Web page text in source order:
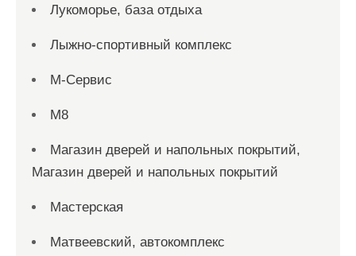
Лукоморье, база отдыха
Лыжно-спортивный комплекс
М-Сервис
М8
Магазин дверей и напольных покрытий,
Магазин дверей и напольных покрытий
Мастерская
Матвеевский, автокомплекс